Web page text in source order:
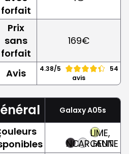
forfait
Prix
sans
forfait
169€
Avis 4.38/5
54
avis
Galaxy A05s
NOIRARGENT
LIME,
JAUNE